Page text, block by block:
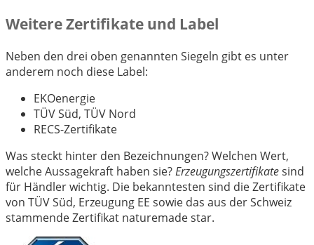
Weitere Zertifikate und Label
Neben den drei oben genannten Siegeln gibt es unter
anderem noch diese Label:
EKOenergie
TÜV Süd, TÜV Nord
RECS-Zertifikate
Was steckt hinter den Bezeichnungen? Welchen Wert,
welche Aussagekraft haben sie?Erzeugungszertifikatesind
für Händler wichtig. Die bekanntesten sind die Zertifikate
von TÜV Süd, Erzeugung EE sowie das aus der Schweiz
stammende Zertifikat naturemade star.